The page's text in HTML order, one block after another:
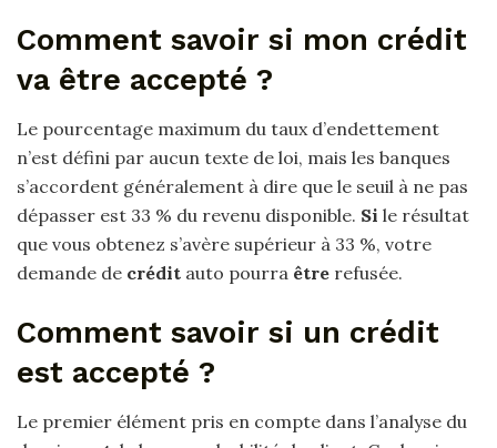
Comment savoir si mon crédit
va être accepté ?
Le pourcentage maximum du taux d’endettement
n’est défini par aucun texte de loi, mais les banques
s’accordent généralement à dire que le seuil à ne pas
dépasser est 33 % du revenu disponible. Si le résultat
que vous obtenez s’avère supérieur à 33 %, votre
demande de crédit auto pourra être refusée.
Comment savoir si un crédit
est accepté ?
Le premier élément pris en compte dans l’analyse du